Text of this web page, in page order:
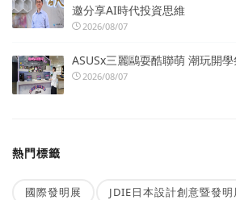
邀分享AI時代投資思維
2026/08/07
ASUSx三麗鷗耍酷聯萌 潮玩開學
2026/08/07
熱門標籤
國際發明展 JDIE日本設計創意暨發明